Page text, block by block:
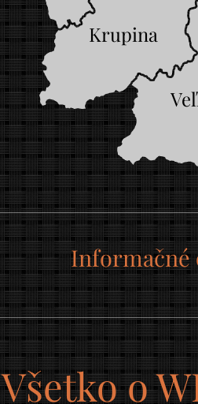
Krupina
Informačné
Všetko o